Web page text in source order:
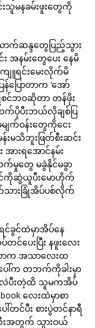
သူမနခမ်းဖူးတွေကို
က်ဆန္ဒတွေပြည့်သွား
နမ်းတွေပေး နေမိ
ျူရင်းမေးလိုက်မိ
ပြောတာက ‘အော်
င်ဘဝဆိုတာ တန်ဖိုး
ပိုပီးဘယ်လိုချစ်ပြ
ျက်ဝန်းတွေကိုငေး
းမသိဘူးဖြတ်စီးဆင်း
ားရအောင်နမ်း
တွေ မခွဲနိုင်မခွာ
ာင်ကိုဆွဲယူပီးမောဟိုက်
ားခြုံအိပ်ပစ်လိုက်
ရင်ခွင်ထဲမှာအိပ်နေ
ေးပြီး နဖူးလေး
ာက အသာလေးထ
ေါ်က တဘက်ကိုခါးမှာ
းလဲပီးတဲ့ထိ သူမကအိပ်
book လေးထဲမှာစာ
င်ပီး စားပွဲတင်နာရီ
းအတွက် သွားဝယ်